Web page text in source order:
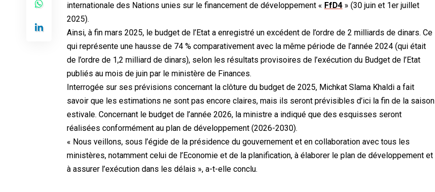
internationale des Nations unies sur le financement de développement « FfD4 » (30 juin et 1er juillet
2025).
Ainsi, à fin mars 2025, le budget de l’Etat a enregistré un excédent de l’ordre de 2 milliards de dinars. Ce
qui représente une hausse de 74 % comparativement avec la même période de l’année 2024 (qui était
de l’ordre de 1,2 milliard de dinars), selon les résultats provisoires de l’exécution du Budget de l’Etat
publiés au mois de juin par le ministère de Finances.
Interrogée sur ses prévisions concernant la clôture du budget de 2025, Michkat Slama Khaldi a fait
savoir que les estimations ne sont pas encore claires, mais ils seront prévisibles d’ici la fin de la saison
estivale. Concernant le budget de l’année 2026, la ministre a indiqué que des esquisses seront
réalisées conformément au plan de développement (2026-2030).
« Nous veillons, sous l’égide de la présidence du gouvernement et en collaboration avec tous les
ministères, notamment celui de l’Economie et de la planification, à élaborer le plan de développement et
à assurer l’exécution dans les délais », a-t-elle conclu.